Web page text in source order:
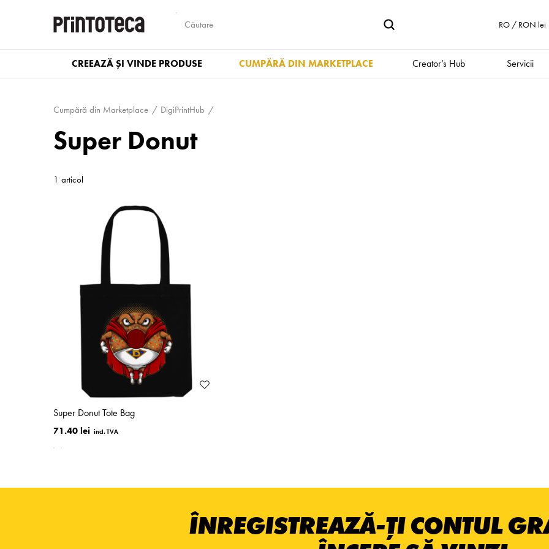
RO / RON lei
CREEAZĂ ȘI VINDE PRODUSE CUMPĂRĂ DIN MARKETPLACE Creator’s Hub Servicii
Cumpără din Marketplace DigiPrintHub
Super Donut
1 articol
Super Donut Tote Bag
71.40 lei
ÎNREGISTREAZĂ-ȚI CONTUL